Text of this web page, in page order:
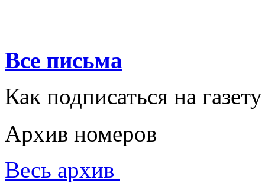
Все письма
Как подписаться на газету
Архив номеров
Весь архив